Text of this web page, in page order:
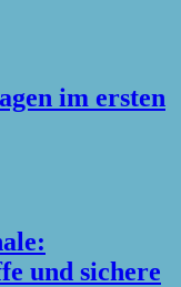
im ersten
und sichere